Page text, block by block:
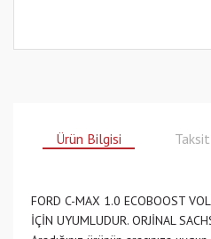
Ürün Bilgisi
FORD C-MAX 1.0 ECOBOOST
İÇİN UYUMLUDUR. ORJİNAL